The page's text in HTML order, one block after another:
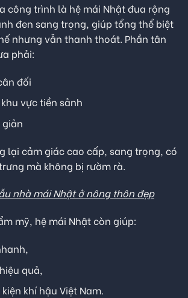
công trình là hệ mái Nhật đua rộng
đen sang trọng, giúp tổng thể biệt
nhưng vẫn thanh thoát. Phần tân
phải:
đối
vực tiền sảnh
giản
lại cảm giác cao cấp, sang trọng, có
mà không bị rườm rà.
nhà mái Nhật ở nông thôn đẹp
mỹ, hệ mái Nhật còn giúp:
quả,
khí hậu Việt Nam.